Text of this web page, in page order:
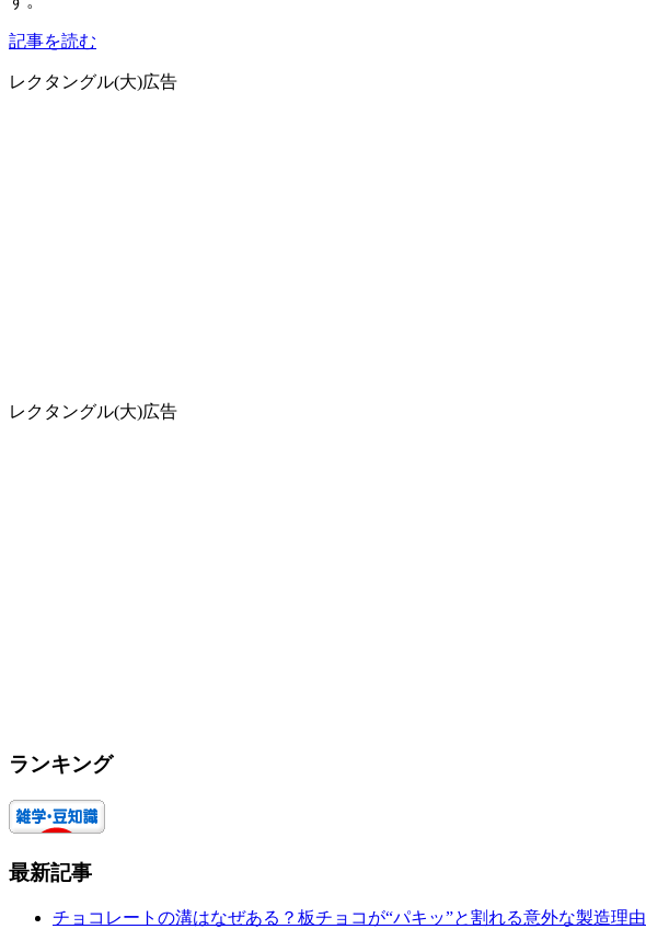
記事を読む
レクタングル(大)広告
レクタングル(大)広告
ランキング
最新記事
チョコレートの溝はなぜある？板チョコが“パキッ”と割れる意外な製造理由